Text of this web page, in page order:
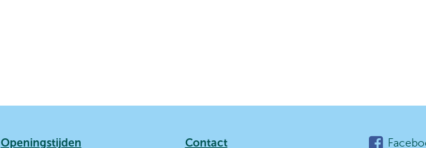
Openingstijden Contact